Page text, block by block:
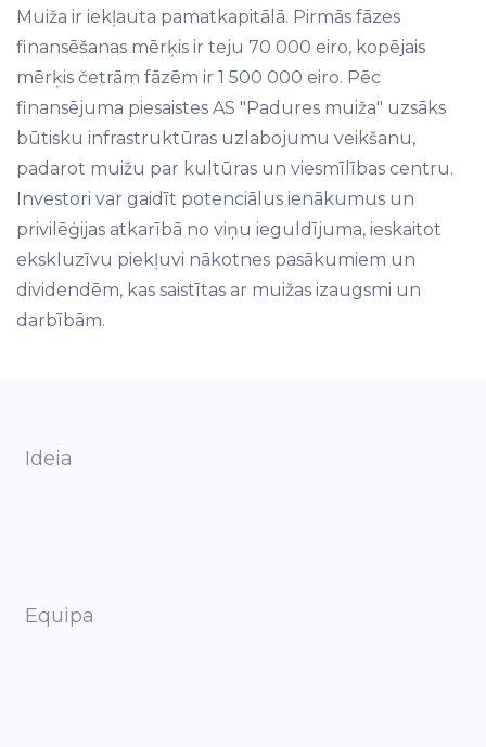
Muiža ir iekļauta pamatkapitālā. Pirmās fāzes
finansēšanas mērķis ir teju 70 000 eiro, kopējais
mērķis četrām fāzēm ir 1 500 000 eiro. Pēc
finansējuma piesaistes AS "Padures muiža" uzsāks
būtisku infrastruktūras uzlabojumu veikšanu,
padarot muižu par kultūras un viesmīlības centru.
Investori var gaidīt potenciālus ienākumus un
privilēģijas atkarībā no viņu ieguldījuma, ieskaitot
ekskluzīvu piekļuvi nākotnes pasākumiem un
dividendēm, kas saistītas ar muižas izaugsmi un
darbībām.
Ideia
Equipa